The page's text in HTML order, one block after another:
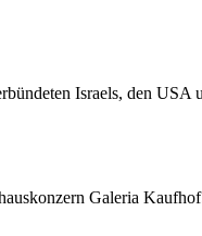
Israels, den USA
Galeria